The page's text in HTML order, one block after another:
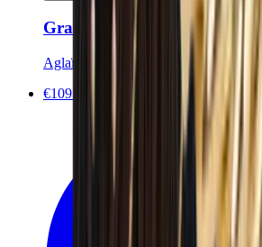
Grandes créoles Amaya -
Aglaïa & Co
€109.90